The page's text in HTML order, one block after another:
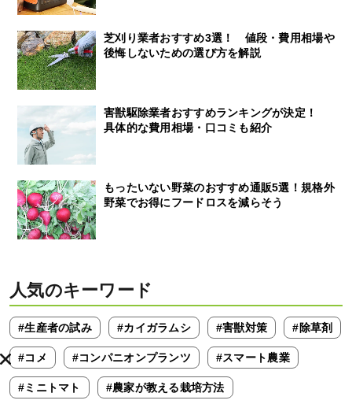
芝刈り業者おすすめ3選！ 値段・費用相場や
後悔しないための選び方を解説
害獣駆除業者おすすめランキングが決定！
具体的な費用相場・口コミも紹介
もったいない野菜のおすすめ通販5選！規格外
野菜でお得にフードロスを減らそう
人気のキーワード
#生産者の試み #カイガラムシ #害獣対策 #除草剤
#コメ #コンパニオンプランツ #スマート農業
#ミニトマト #農家が教える栽培方法